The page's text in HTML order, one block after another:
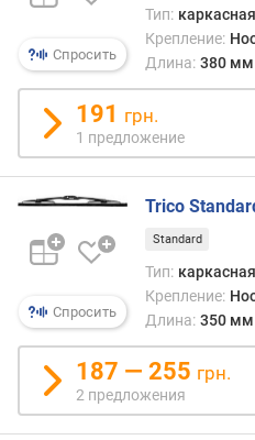
о
и
с
в
у
р
е
л
о
е
Спросить
Тип:
Крепление:
Длина: 380 мм
191 грн.
1 предложение
Спросить
Trico
Standard
Тип:
Крепление:
Длина: 350 мм
187 — 255 грн.
2 предложения